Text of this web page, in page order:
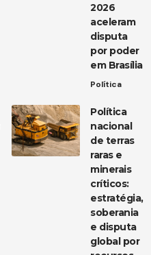
2026
aceleram
disputa
por poder
em Brasília
Política
Política
nacional
de terras
raras e
minerais
críticos:
estratégia,
soberania
e disputa
global por